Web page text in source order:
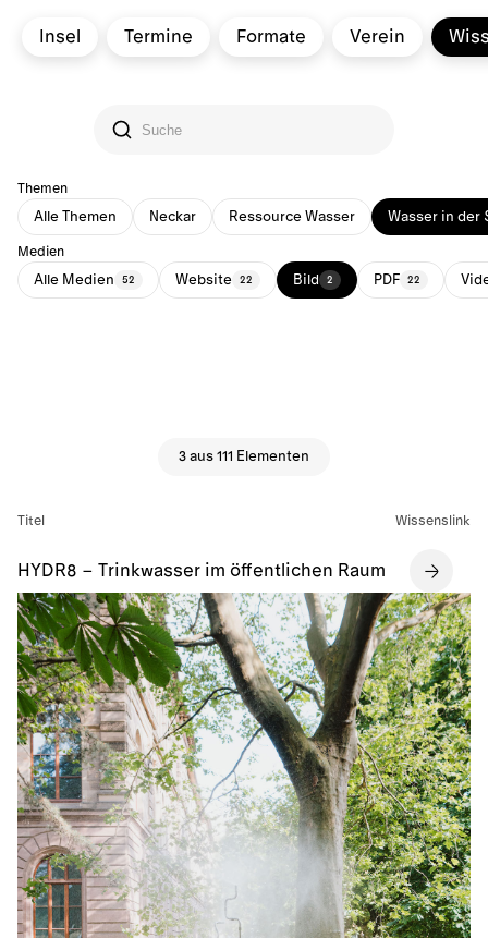
Insel Termine Formate Verein
Themen
Alle Themen Neckar Ressource Wasser Wasser in der
Medien
Alle Medien 52 Website 22 Bild 2 PDF 22
3 aus 111 Elementen
Titel Wissenslink
HYDR8 – Trinkwasser im öffentlichen Raum